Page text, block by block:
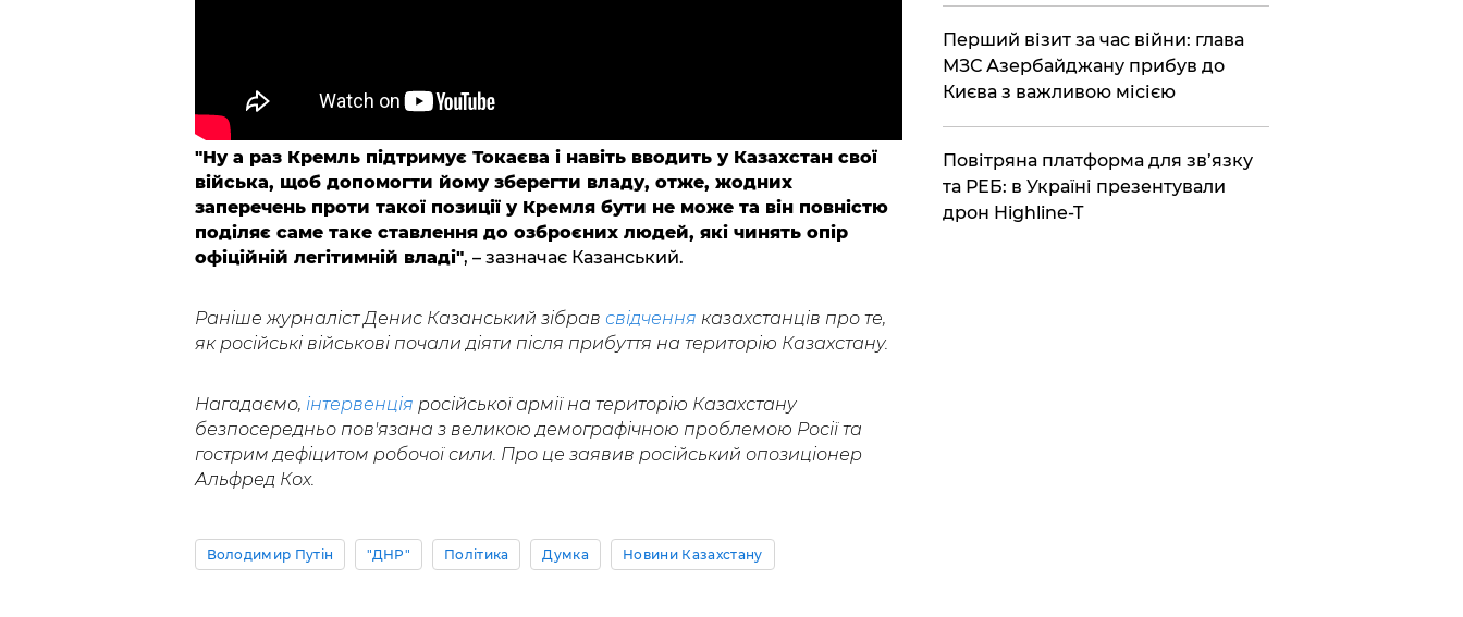
"Ну а раз Кремль підтримує Токаєва і навіть вводить у Казахстан свої
війська, щоб допомогти йому зберегти владу, отже, жодних
заперечень проти такої позиції у Кремля бути не може та він повністю
поділяє саме таке ставлення до озброєних людей, які чинять опір
офіційній легітимній владі", – зазначає Казанський.
Раніше журналіст Денис Казанський зібрав свідчення казахстанців про те,
як російські військові почали діяти після прибуття на територію Казахстану.
Нагадаємо, інтервенція російської армії на територію Казахстану
безпосередньо пов'язана з великою демографічною проблемою Росії та
гострим дефіцитом робочої сили. Про це заявив російський опозиціонер
Альфред Кох.
Володимир Путін "ДНР" Політика Думка Новини Казахстану
​Перший візит за час війни: глава
МЗС Азербайджану прибув до
Києва з важливою місією
​Повітряна платформа для зв’язку
та РЕБ: в Україні презентували
дрон Highline-T